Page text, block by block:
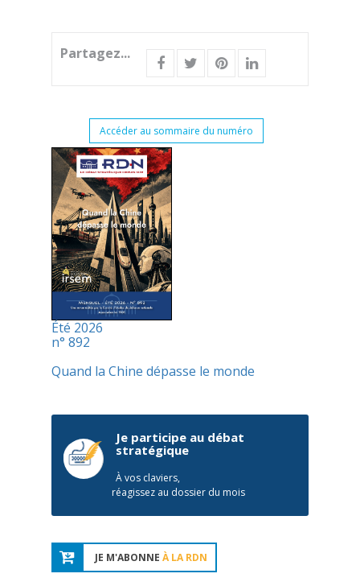
Partagez...
Accéder au sommaire du numéro
Été 2026
n° 892
Quand la Chine dépasse le monde
Je participe au débat
stratégique
À vos claviers,
réagissez au dossier du mois
JE M'ABONNE À LA RDN